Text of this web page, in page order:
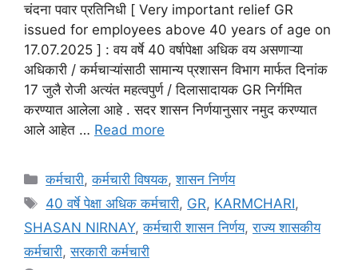
चंदना पवार प्रतिनिधी [ Very important relief GR
issued for employees above 40 years of age on
17.07.2025 ] : वय वर्षे 40 वर्षापेक्षा अधिक वय असणाऱ्या
अधिकारी / कर्मचाऱ्यांसाठी सामान्य प्रशासन विभाग मार्फत दिनांक
17 जुलै रोजी अत्यंत महत्वपुर्ण / दिलासादायक GR निर्गमित
करण्यात आलेला आहे . सदर शासन निर्णयानुसार नमुद करण्यात
आले आहेत … Read more
Categories
कर्मचारी,कर्मचारी विषयक,शासन निर्णय
Tags
40 वर्षे पेक्षा अधिक कर्मचारी, GR, KARMCHARI,
SHASAN NIRNAY,कर्मचारी शासन निर्णय,राज्य शासकीय
कर्मचारी,सरकारी कर्मचारी